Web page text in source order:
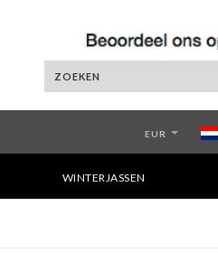
EUR
WINTERJASSEN